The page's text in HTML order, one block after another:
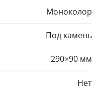
Моноколор
Под камень
290×90 мм
Нет